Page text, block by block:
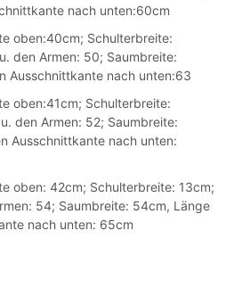
nach unten:60cm
oben:40cm; Schulterbreite:
den Armen: 50; Saumbreite:
Ausschnittkante nach unten:63
oben:41cm; Schulterbreite:
den Armen: 52; Saumbreite:
Ausschnittkante nach unten:
oben: 42cm; Schulterbreite: 13cm;
54; Saumbreite: 54cm, Länge
nach unten: 65cm